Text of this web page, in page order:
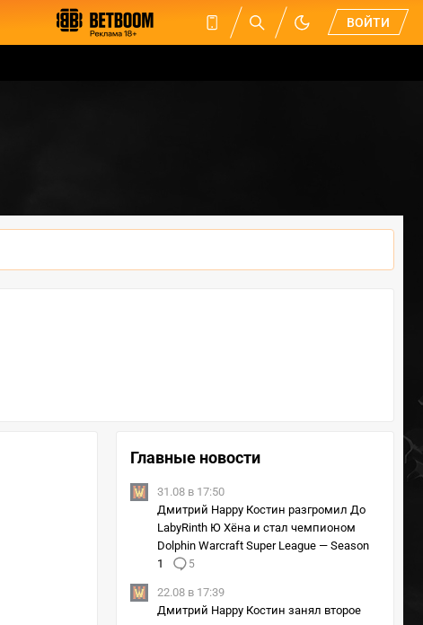
ВОЙТИ
Главные новости
31.08 в 17:50
Дмитрий Happy Костин разгромил До
LabyRinth Ю Хёна и стал чемпионом
Dolphin Warcraft Super League — Season
1
5
22.08 в 17:39
Дмитрий Happy Костин занял второе